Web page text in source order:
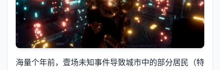
海量个年前，壹场未知事件导致城市中的部分居民（特